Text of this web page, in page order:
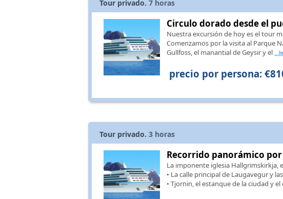
Tour privado. 7 horas
Circulo dorado desde el
Nuestra excursión de hoy es el tour
Comenzamos por la visita al Parque
Gullfoss, el manantial de Geysir y el
precio por persona:
Tour privado. 3 horas
Recorrido panorámico
La imponente iglesia Hallgrimskirkja,
• La calle principal de Laugavegur y
• Tjornin, el estanque de la ciudad y